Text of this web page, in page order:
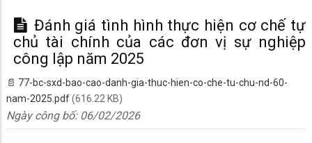
Đánh giá tình hình thực hiện cơ chế tự
chủ tài chính của các đơn vị sự nghiệp
công lập năm 2025
77-bc-sxd-bao-cao-danh-gia-thuc-hien-co-che-tu-chu-nd-60-
nam-2025.pdf(616.22 KB)
Ngày công bố: 06/02/2026